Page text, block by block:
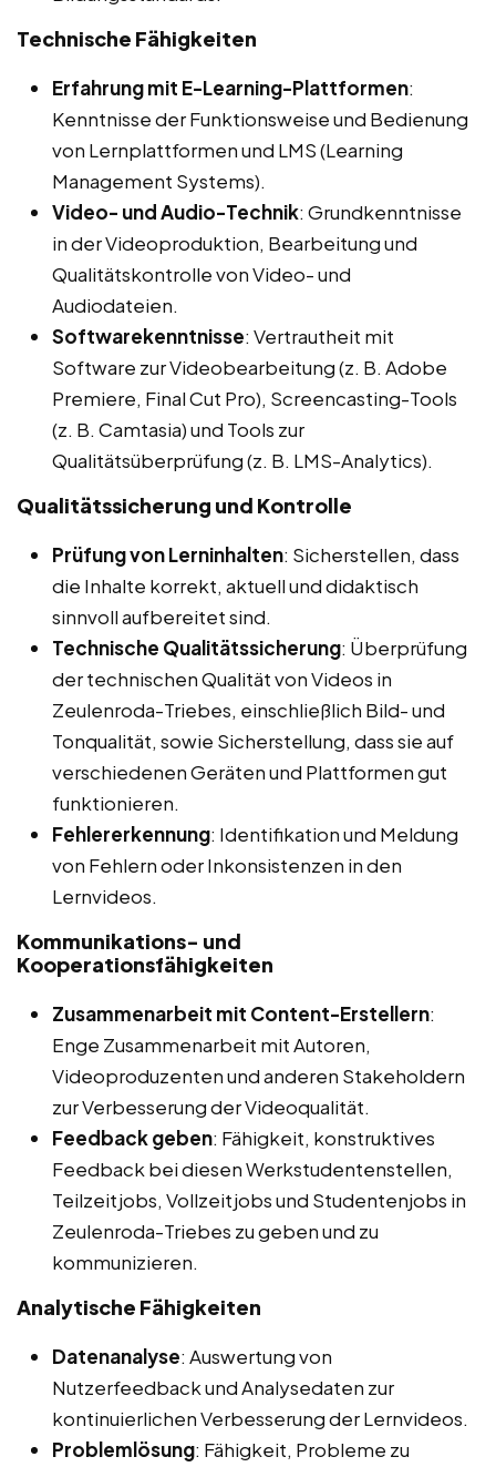
Technische Fähigkeiten
Erfahrung mit E-Learning-Plattformen:
Kenntnisse der Funktionsweise und Bedienung
von Lernplattformen und LMS (Learning
Management Systems).
Video- und Audio-Technik: Grundkenntnisse
in der Videoproduktion, Bearbeitung und
Qualitätskontrolle von Video- und
Audiodateien.
Softwarekenntnisse: Vertrautheit mit
Software zur Videobearbeitung (z. B. Adobe
Premiere, Final Cut Pro), Screencasting-Tools
(z. B. Camtasia) und Tools zur
Qualitätsüberprüfung (z. B. LMS-Analytics).
Qualitätssicherung und Kontrolle
Prüfung von Lerninhalten: Sicherstellen, dass
die Inhalte korrekt, aktuell und didaktisch
sinnvoll aufbereitet sind.
Technische Qualitätssicherung: Überprüfung
der technischen Qualität von Videos in
Zeulenroda-Triebes, einschließlich Bild- und
Tonqualität, sowie Sicherstellung, dass sie auf
verschiedenen Geräten und Plattformen gut
funktionieren.
Fehlererkennung: Identifikation und Meldung
von Fehlern oder Inkonsistenzen in den
Lernvideos.
Kommunikations- und
Kooperationsfähigkeiten
Zusammenarbeit mit Content-Erstellern:
Enge Zusammenarbeit mit Autoren,
Videoproduzenten und anderen Stakeholdern
zur Verbesserung der Videoqualität.
Feedback geben: Fähigkeit, konstruktives
Feedback bei diesen Werkstudentenstellen,
Teilzeitjobs, Vollzeitjobs und Studentenjobs in
Zeulenroda-Triebes zu geben und zu
kommunizieren.
Analytische Fähigkeiten
Datenanalyse: Auswertung von
Nutzerfeedback und Analysedaten zur
kontinuierlichen Verbesserung der Lernvideos.
Problemlösung: Fähigkeit, Probleme zu